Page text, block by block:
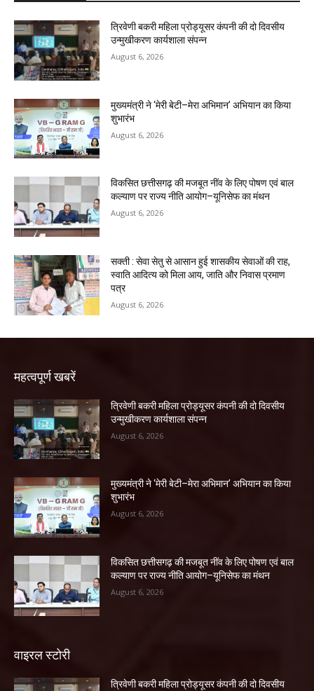
त्रिवेणी बकरी महिला प्रोड्यूसर कंपनी की दो दिवसीय
उन्मुखीकरण कार्यशाला संपन्न
August 6, 2026
मुख्यमंत्री ने ‘मेरी बेटी–मेरा अभिमान’ अभियान का किया
शुभारंभ
August 6, 2026
विकसित छत्तीसगढ़ की मजबूत नींव के लिए पोषण एवं बाल
कल्याण पर राज्य नीति आयोग–यूनिसेफ का मंथन
August 6, 2026
सक्ती : सेवा सेतु से आसान हुई शासकीय सेवाओं की राह,
स्वाति आदित्य को मिला आय, जाति और निवास प्रमाण
पत्र
August 6, 2026
महत्वपूर्ण खबरें
त्रिवेणी बकरी महिला प्रोड्यूसर कंपनी की दो दिवसीय
उन्मुखीकरण कार्यशाला संपन्न
August 6, 2026
मुख्यमंत्री ने ‘मेरी बेटी–मेरा अभिमान’ अभियान का किया
शुभारंभ
August 6, 2026
विकसित छत्तीसगढ़ की मजबूत नींव के लिए पोषण एवं बाल
कल्याण पर राज्य नीति आयोग–यूनिसेफ का मंथन
August 6, 2026
वाइरल स्टोरी
त्रिवेणी बकरी महिला प्रोड्यूसर कंपनी की दो दिवसीय